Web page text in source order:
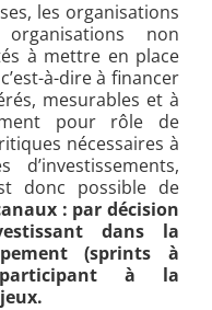
les organisations
non
à mettre en place
à-dire à financer
mesurables et à
pour rôle de
nécessaires à
d’investissements,
donc possible de
: par décision
dans la
(sprints à
à la